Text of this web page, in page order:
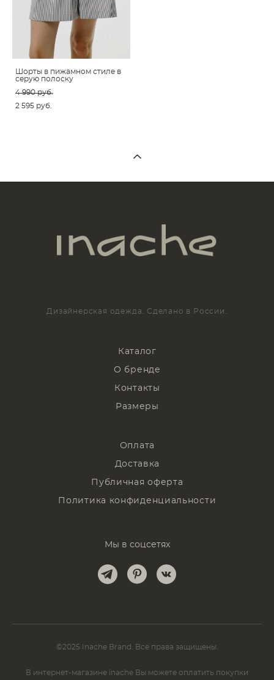
Шорты в пижамном стиле в
серую полоску
4 990 pуб.
2 595 pуб.
Дизайнерская одежда. Сделано в России.
Каталог
О бренде
Контакты
Размеры
Оплата
Доставка
Публичная оферта
Политика конфиденциальности
Мы в соцсетях
©2025 Inache Brand. Все права защищены.
В интернет-магазине inache Вы можете оплатить покупки